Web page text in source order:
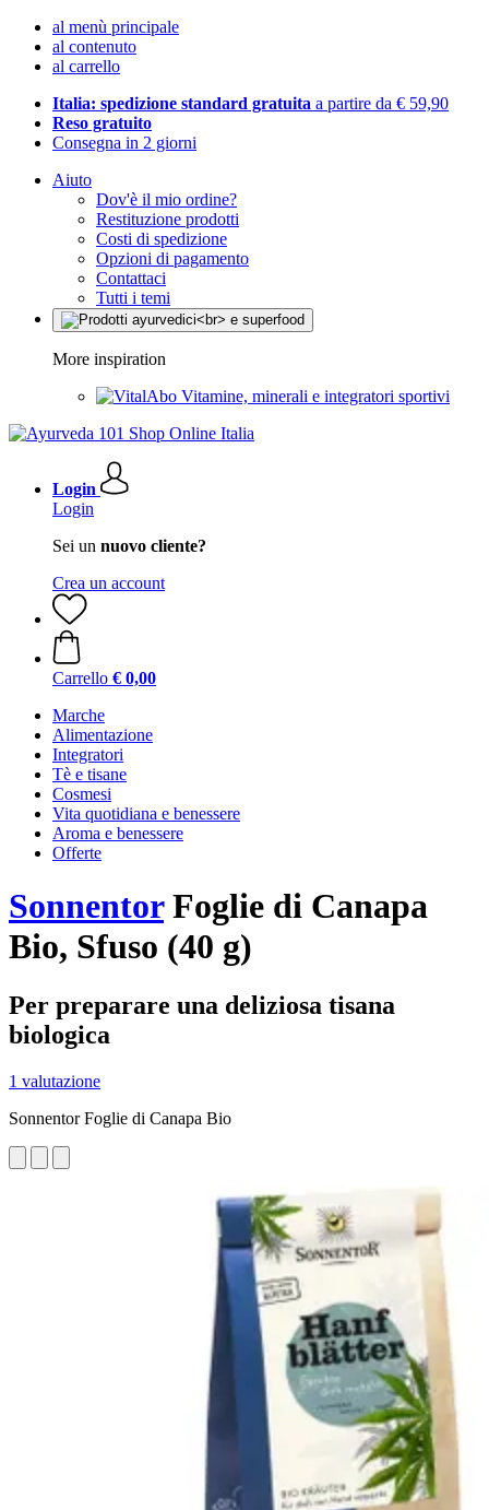
al menù principale
al contenuto
al carrello
Italia: spedizione standard gratuita a partire da € 59,90
Reso gratuito
Consegna in 2 giorni
Aiuto
Dov'è il mio ordine?
Restituzione prodotti
Costi di spedizione
Opzioni di pagamento
Contattaci
Tutti i temi
More inspiration
Vitamine, minerali e integratori sportivi
Login
Login
Sei un nuovo cliente?
Crea un account
Carrello € 0,00
Marche
Alimentazione
Integratori
Tè e tisane
Cosmesi
Vita quotidiana e benessere
Aroma e benessere
Offerte
SonnentorFoglie di Canapa
Bio, Sfuso (40 g)
Per preparare una deliziosa tisana
biologica
1 valutazione
Sonnentor Foglie di Canapa Bio